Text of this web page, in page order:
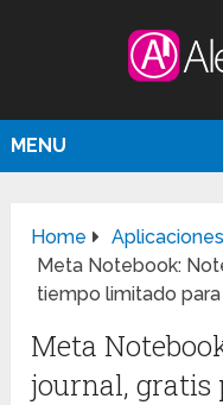
MENU
Home
Aplicaciones
Meta Notebook:
tiempo limitado para
Meta
journal,